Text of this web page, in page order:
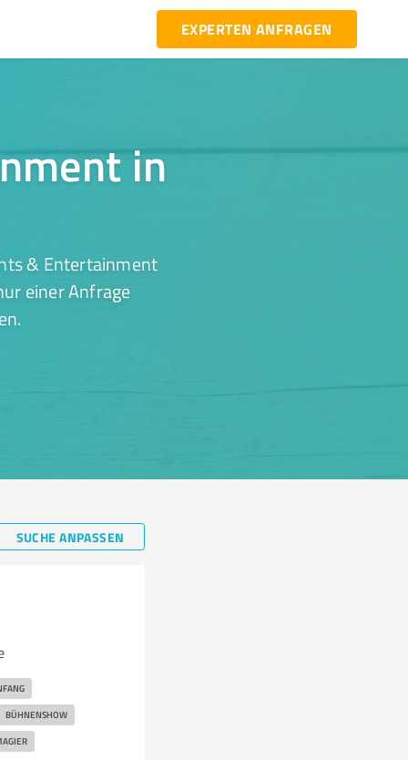
EXPERTEN ANFRAGEN
in
& Entertainment
einer Anfrage
SUCHE ANPASSEN
BÜHNENSHOW